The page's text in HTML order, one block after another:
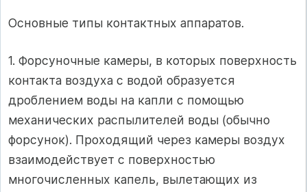
Основные типы контактных аппаратов.
1. Форсуночные камеры, в которых поверхность
контакта воздуха с водой образуется
дроблением воды на капли с помощью
механических распылителей воды (обычно
форсунок). Проходящий через камеры воздух
взаимодействует с поверхностью
многочисленных капель, вылетающих из